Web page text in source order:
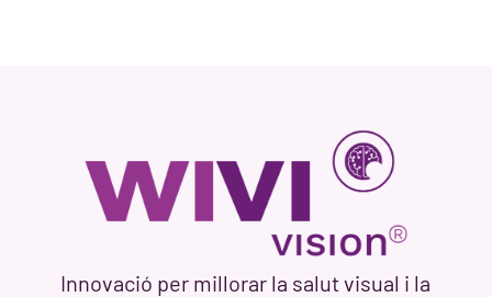
Innovació per millorar la salut visual i la